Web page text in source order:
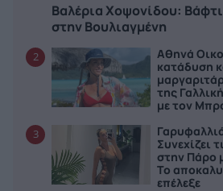
Βαλέρια Χοψονίδου:
στην Βουλιαγμένη
2
Αθηνά
κατάδυση
της
με τον
3
Συνεχίζει
στην Πάρο
Το
επέλεξε